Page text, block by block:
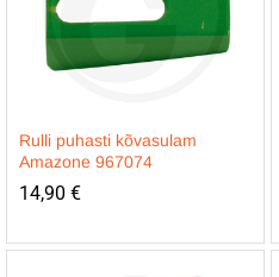
Rulli puhasti kõvasulam
Amazone 967074
14,90 €